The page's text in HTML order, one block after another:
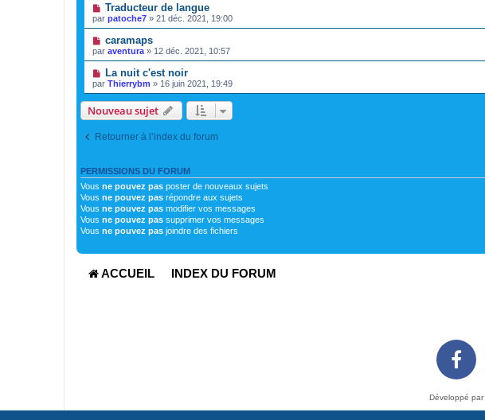
Traducteur de langue
par patoche7 » 21 déc. 2021, 19:00
caramaps
par aventura» 12 déc. 2021, 10:57
La nuit c'est noir
par Thierrybm » 16 juin 2021, 19:49
Nouveau sujet
Retourner à l’index du forum
PERMISSIONS DU FORUM
Vous ne pouvez pas poster de nouveaux sujets
Vous ne pouvez pas répondre aux sujets
Vous ne pouvez pas modifier vos messages
Vous ne pouvez pas supprimer vos messages
Vous ne pouvez pas joindre des fichiers
ACCUEIL INDEX DU FORUM
Développé par